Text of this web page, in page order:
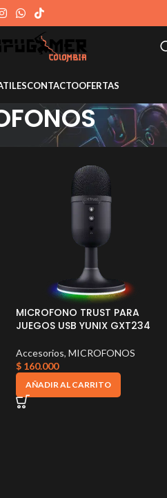
CONTACTOOFERTAS
MICROFONO TRUST PARA
JUEGOS USB YUNIX GXT234
Accesorios, MICROFONOS
$ 160.000
AÑADIR AL CARRITO